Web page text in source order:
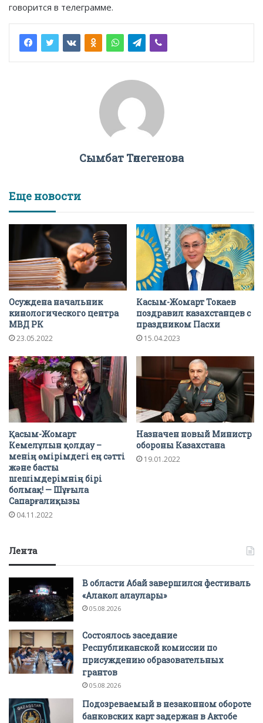
говорится в телеграмме.
Сымбат Төлегенова
Еще новости
Осуждена начальник
кинологического центра
МВД РК
23.05.2022
Касым-Жомарт Токаев
поздравил казахстанцев с
праздником Пасхи
15.04.2023
Қасым-Жомарт
Кемелұлын қолдау –
менің өмірімдегі ең сәтті
және басты
шешімдерімнің бірі
болмақ! — Шұғыла
Сапарғалиқызы
04.11.2022
Назначен новый Министр
обороны Казахстана
19.01.2022
Лента
В области Абай завершился фестиваль
«Алакөл алаулары»
05.08.2026
Состоялось заседание
Республиканской комиссии по
присуждению образовательных
грантов
05.08.2026
Подозреваемый в незаконном обороте
банковских карт задержан в Актобе